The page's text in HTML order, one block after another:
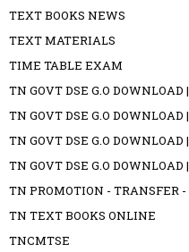
TEXT BOOKS NEWS
TEXT MATERIALS
TIME TABLE EXAM
TN GOVT DSE G.O
TN GOVT DSE G.O
TN GOVT DSE G.O
TN GOVT DSE G.O
TN PROMOTION - TRANSFER -
TN TEXT BOOKS ONLINE
TNCMTSE